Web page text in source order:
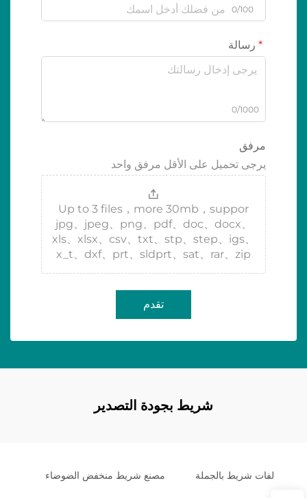
0/100
رسالة
0/1000
مرفق
يرجى تحميل على الأقل مرفق واحد
Up to 3 files，more 30mb，suppor
jpg、jpeg、png、pdf、doc、docx、
xls、xlsx、csv、txt、stp、step、igs、
x_t、dxf、prt、sldprt、sat、rar、zip
تقدم
شريط بجودة التصدير
لفات شريط بالجملة مصنع شريط منخفض الضوضاء